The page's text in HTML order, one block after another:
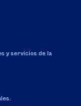
y servicios de la